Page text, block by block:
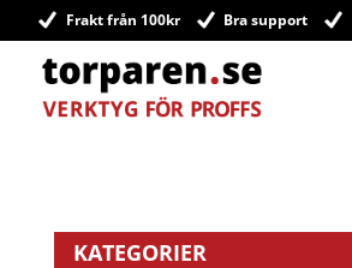
Frakt från 100kr Bra support
KATEGORIER